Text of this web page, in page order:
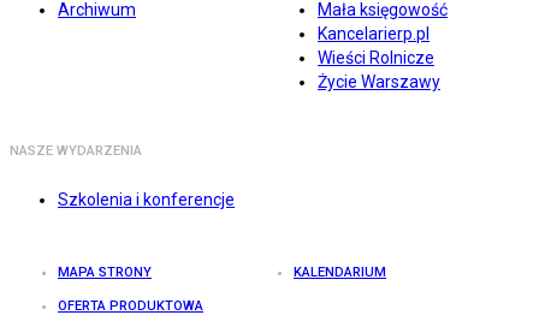
Archiwum
Mała księgowość
Kancelarierp.pl
Wieści Rolnicze
Życie Warszawy
NASZE WYDARZENIA
Szkolenia i konferencje
MAPA STRONY KALENDARIUM
OFERTA PRODUKTOWA